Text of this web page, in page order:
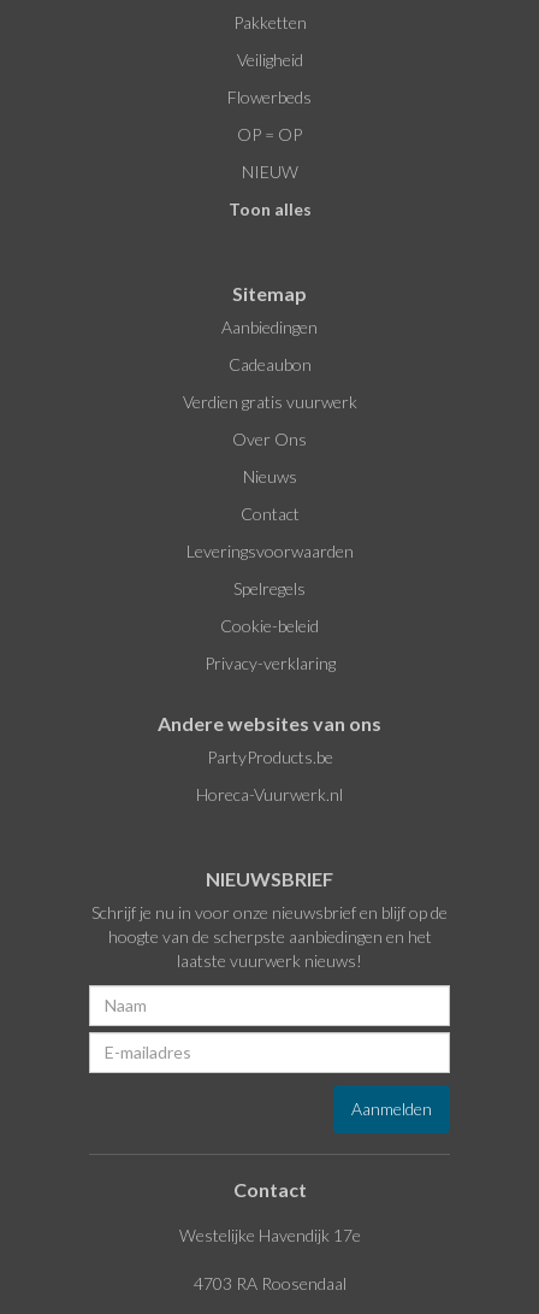
Pakketten
Veiligheid
Flowerbeds
OP = OP
NIEUW
Toon alles
Sitemap
Aanbiedingen
Cadeaubon
Verdien gratis vuurwerk
Over Ons
Nieuws
Contact
Leveringsvoorwaarden
Spelregels
Cookie-beleid
Privacy-verklaring
Andere websites van ons
PartyProducts.be
Horeca-Vuurwerk.nl
NIEUWSBRIEF
Schrijf je nu in voor onze nieuwsbrief en blijf op de
hoogte van de scherpste aanbiedingen en het
laatste vuurwerk nieuws!
Contact
Westelijke Havendijk 17e
4703 RA Roosendaal